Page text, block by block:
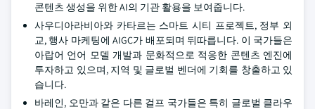
콘텐츠 생성을 위한 AI의 기관 활용을 보여줍니다.
사우디아라비아와 카타르는 스마트 시티 프로젝트, 정부 외
교, 행사 마케팅에 AIGC가 배포되며 뒤따릅니다. 이 국가들은
아랍어 언어 모델 개발과 문화적으로 적응한 콘텐츠 엔진에
투자하고 있으며, 지역 및 글로벌 벤더에 기회를 창출하고 있
습니다.
바레인, 오만과 같은 다른 걸프 국가들은 특히 글로벌 클라우